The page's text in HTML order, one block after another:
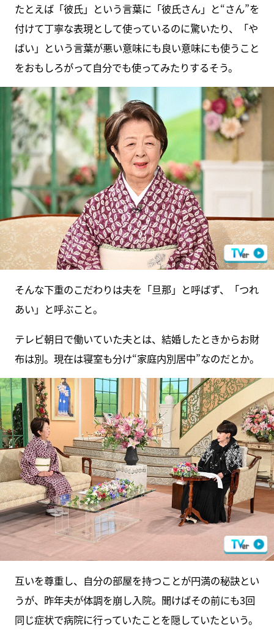
たとえば「彼氏」という言葉に「彼氏さん」と“さん”を
付けて丁寧な表現として使っているのに驚いたり、「や
ばい」という言葉が悪い意味にも良い意味にも使うこと
をおもしろがって自分でも使ってみたりするそう。
そんな下重のこだわりは夫を「旦那」と呼ばず、「つれ
あい」と呼ぶこと。
テレビ朝日で働いていた夫とは、結婚したときからお財
布は別。現在は寝室も分け“家庭内別居中”なのだとか。
互いを尊重し、自分の部屋を持つことが円満の秘訣とい
うが、昨年夫が体調を崩し入院。聞けばその前にも3回
同じ症状で病院に行っていたことを隠していたという。